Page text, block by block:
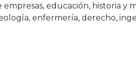
educación, historia y
enfermería, derecho,